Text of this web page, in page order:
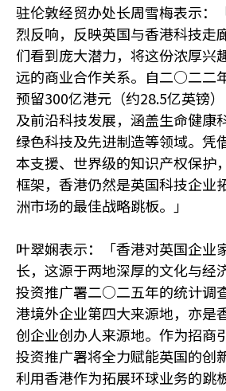
驻伦敦经贸办处长周雪梅表示：
烈反响，反映英国与香港科技走
们看到庞大潜力，将这份浓厚兴
远的商业合作关系。自二○二二
预留300亿港元（约28.5亿英镑
及前沿科技发展，涵盖生命健康
绿色科技及先进制造等领域。凭
本支援、世界级的知识产权保护
框架，香港仍然是英国科技企业
洲市场的最佳战略跳板。」
叶翠娴表示：「香港对英国企业
长，这源于两地深厚的文化与经
投资推广署二○二五年的统计调
港境外企业第四大来源地，亦是
创企业创办人来源地。作为招商
投资推广署将全力赋能英国的创
利用香港作为拓展环球业务的跳